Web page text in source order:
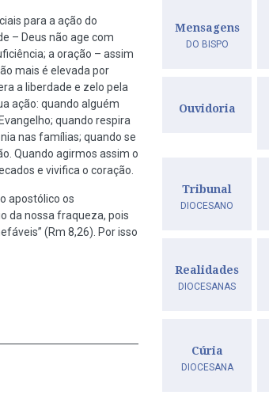
para a ação do
– Deus não age com
a oração – assim
mais é elevada por
a liberdade e zelo pela
ação: quando alguém
quando respira
nas famílias; quando se
Quando agirmos assim o
e vivifica o coração.
apostólico os
da nossa fraqueza, pois
(Rm 8,26). Por isso
Mensagens
DO BISPO
Ouvidoria
Tribunal
DIOCESANO
Realidades
DIOCESANAS
Cúria
DIOCESANA